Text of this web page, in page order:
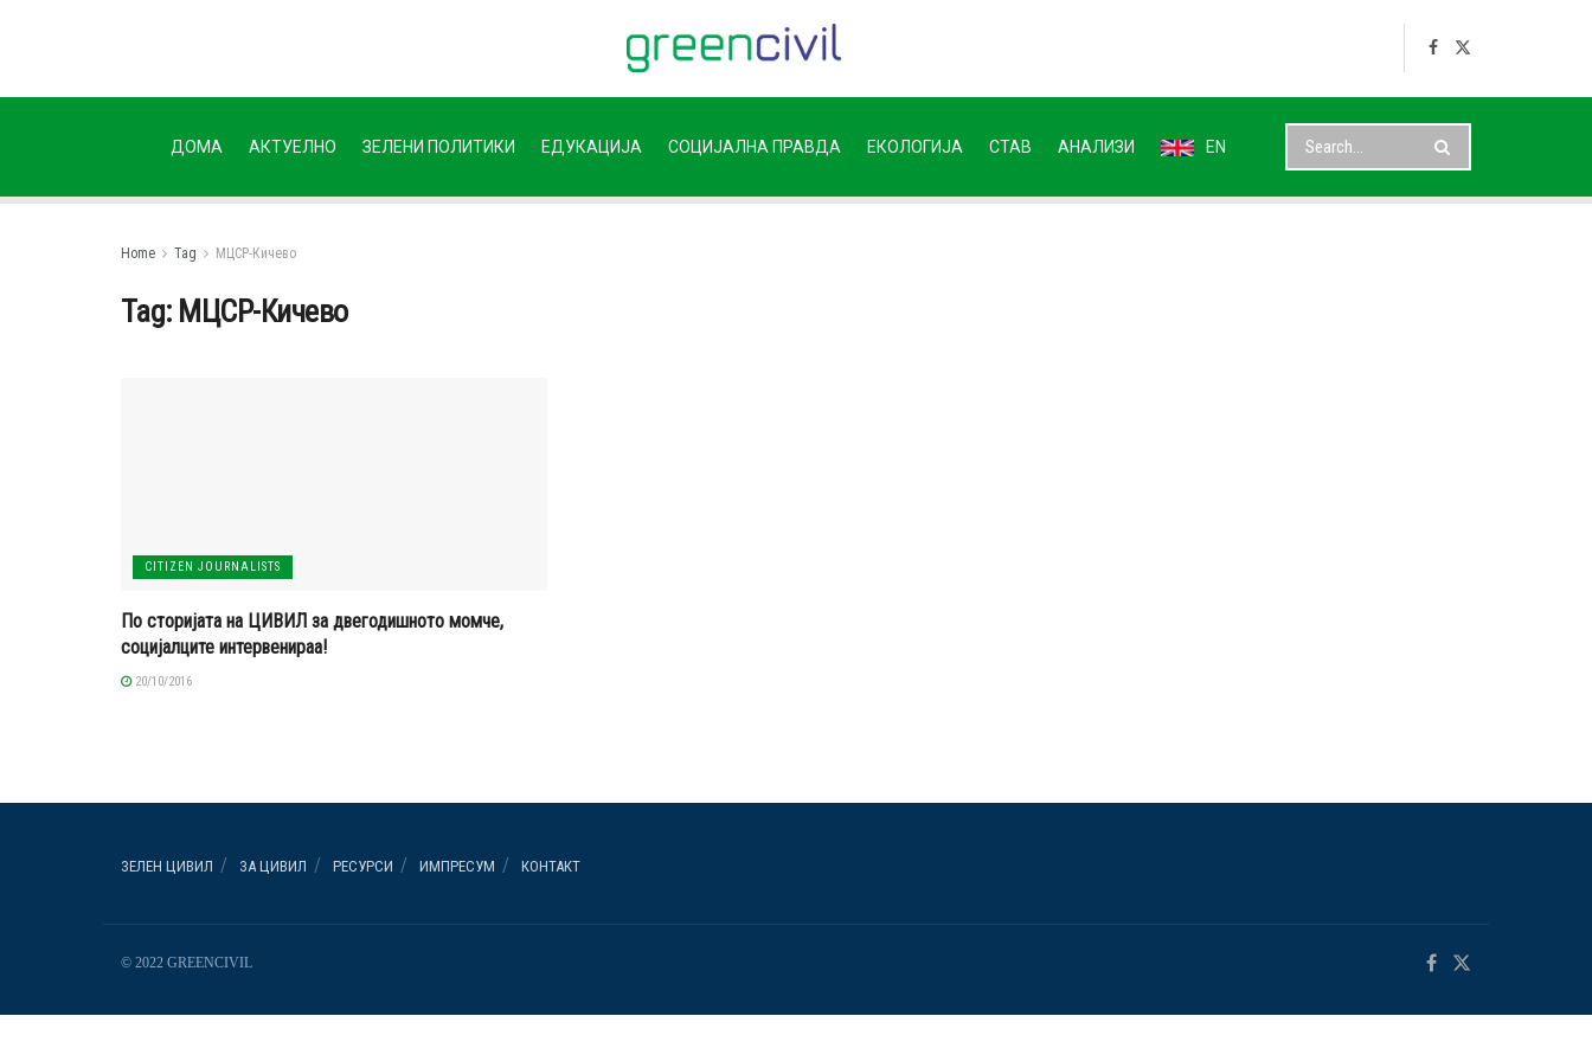
ДОМА АКТУЕЛНО ЗЕЛЕНИ ПОЛИТИКИ ЕДУКАЦИЈА СОЦИЈАЛНА ПРАВДА ЕКОЛОГИЈА СТАВ АНАЛИЗИ EN
Home Tag МЦСР-Кичево
Tag: МЦСР-Кичево
CITIZEN JOURNALISTS
По сторијата на ЦИВИЛ за двегодишното момче,
социјалците интервенираа!
20/10/2016
ЗЕЛЕН ЦИВИЛ ЗА ЦИВИЛ РЕСУРСИ ИМПРЕСУМ КОНТАКТ
© 2022 GREENCIVIL